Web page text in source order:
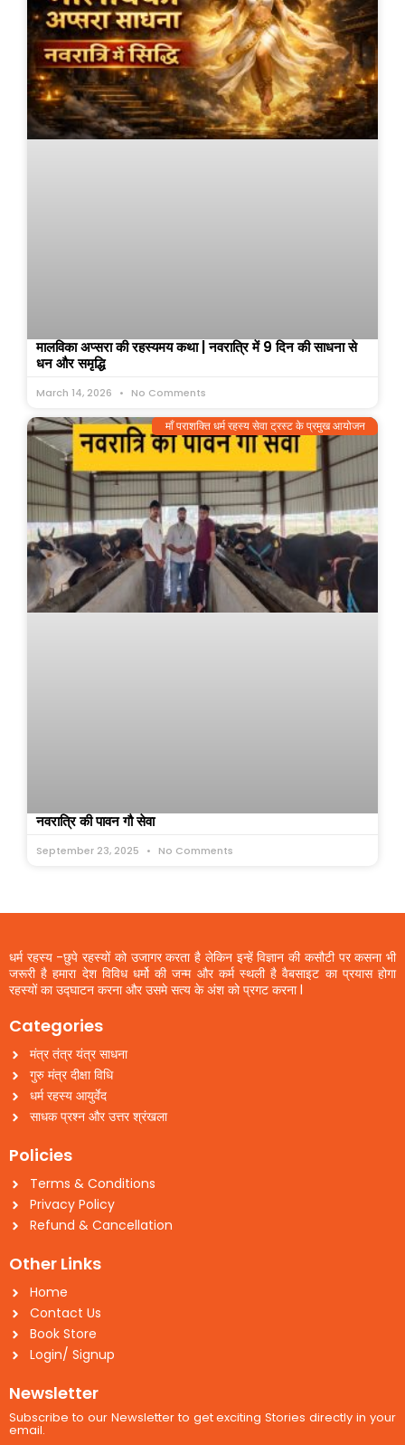
मालविका अप्सरा की रहस्यमय कथा | नवरात्रि में 9 दिन की साधना से
धन और समृद्धि
March 14, 2026 No Comments
माँ पराशक्ति धर्म रहस्य सेवा ट्रस्ट के प्रमुख आयोजन
नवरात्रि की पावन गौ सेवा
September 23, 2025 No Comments
धर्म रहस्य -छुपे रहस्यों को उजागर करता है लेकिन इन्हें विज्ञान की कसौटी पर कसना भी
जरूरी है हमारा देश विविध धर्मो की जन्म और कर्म स्थली है वैबसाइट का प्रयास होगा
रहस्यों का उद्घाटन करना और उसमे सत्य के अंश को प्रगट करना l
Categories
मंत्र तंत्र यंत्र साधना
गुरु मंत्र दीक्षा विधि
धर्म रहस्य आयुर्वेद
साधक प्रश्न और उत्तर श्रंखला
Policies
Terms & Conditions
Privacy Policy
Refund & Cancellation
Other Links
Home
Contact Us
Book Store
Login/ Signup
Newsletter
Subscribe to our Newsletter to get exciting Stories directly in your
email.